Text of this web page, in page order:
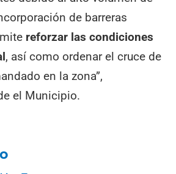
de barreras
reforzar las condiciones
, así como ordenar el cruce de
en la zona”,
el Municipio.